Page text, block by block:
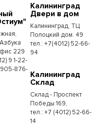
229
9 1-22-
905-876-
Калининград
Двери в дом
Калининград, ТЦ
Полоцкий дом. 49
тел.: +7(4012) 52-66-
94
Калининград
Склад
Склад - Проспект
Победы 169,
тел.:​ +7 (4012) 52-66-
14